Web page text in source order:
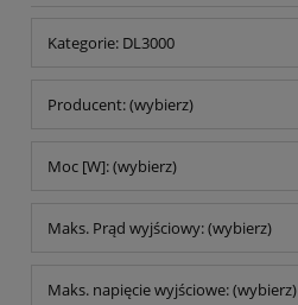
Kategorie: DL3000
Producent: (wybierz)
Moc [W]: (wybierz)
Maks. Prąd wyjściowy: (wybierz)
Maks. napięcie wyjściowe: (wybierz)